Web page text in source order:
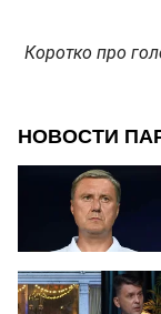
Коротко про